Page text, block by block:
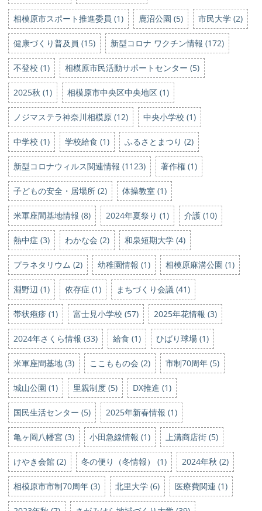
相模原市スポート推進委員 (1) 鹿沼公園 (5) 市民大学 (2)
健康づくり普及員 (15) 新型コロナ ワクチン情報 (172)
不登校 (1) 相模原市民活動サポートセンター (5)
2025秋 (1) 相模原市中央区中央地区 (1)
ノジマステラ神奈川相模原 (12) 中央小学校 (1)
中学校 (1) 学校給食 (1) ふるさとまつり (2)
新型コロナウィルス関連情報 (1123) 著作権 (1)
子どもの安全・居場所 (2) 体操教室 (1)
米軍座間基地情報 (8) 2024年夏祭り (1) 介護 (10)
熱中症 (3) わかな会 (2) 和泉短期大学 (4)
プラネタリウム (2) 幼稚園情報 (1) 相模原麻溝公園 (1)
淵野辺 (1) 依存症 (1) まちづくり会議 (41)
帯状疱疹 (1) 富士見小学校 (57) 2025年花情報 (3)
2024年さくら情報 (33) 給食 (1) ひばり球場 (1)
米軍座間基地 (3) ここももの会 (2) 市制70周年 (5)
城山公園 (1) 里親制度 (5) DX推進 (1)
国民生活センター (5) 2025年新春情報 (1)
亀ヶ岡八幡宮 (3) 小田急線情報 (1) 上溝商店街 (5)
けやき会館 (2) 冬の便り（冬情報） (1) 2024年秋 (2)
相模原市市制70周年 (3) 北里大学 (6) 医療費関連 (1)